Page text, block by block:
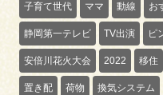
子育て世代 ママ 動線 お
静岡第一テレビ TV出演 ピ
安倍川花火大会 2022 移住
置き配 荷物 換気システム